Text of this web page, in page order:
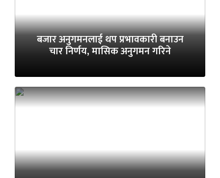
बजार अनुगमनलाई थप प्रभावकारी बनाउन
चार निर्णय, मासिक अनुगमन गरिने